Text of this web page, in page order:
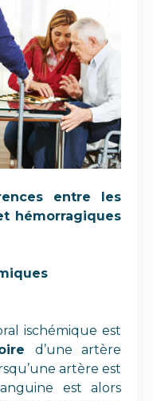
entre les
hémorragiques
ischémique est
d’une artère
artère est
est alors